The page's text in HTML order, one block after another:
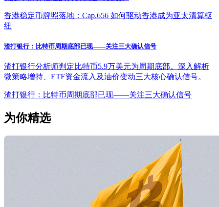
香港稳定币牌照落地：Cap.656 如何驱动香港成为亚太清算枢
纽
渣打银行：比特币周期底部已现——关注三大确认信号
渣打银行分析师判定比特币5.9万美元为周期底部。深入解析
微策略增持、ETF资金流入及油价变动三大核心确认信号。
渣打银行：比特币周期底部已现——关注三大确认信号
为你精选